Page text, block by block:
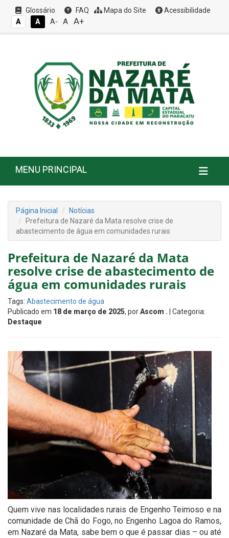
Glossário FAQ Mapa do Site
Acessibilidade
A
A A- A A+
MENU PRINCIPAL
Página Inicial
Notícias
Prefeitura de Nazaré da Mata resolve crise de
abastecimento de água em comunidades rurais
Prefeitura de Nazaré da Mata
resolve crise de abastecimento de
água em comunidades rurais
Tags: Abastecimento de água
Publicado em 18 de março de 2025, porAscom . | Categoria:
Destaque
Quem vive nas localidades rurais de Engenho Teimoso e na
comunidade de Chã do Fogo, no Engenho Lagoa do Ramos,
em Nazaré da Mata, sabe bem o que é passar dias – ou até